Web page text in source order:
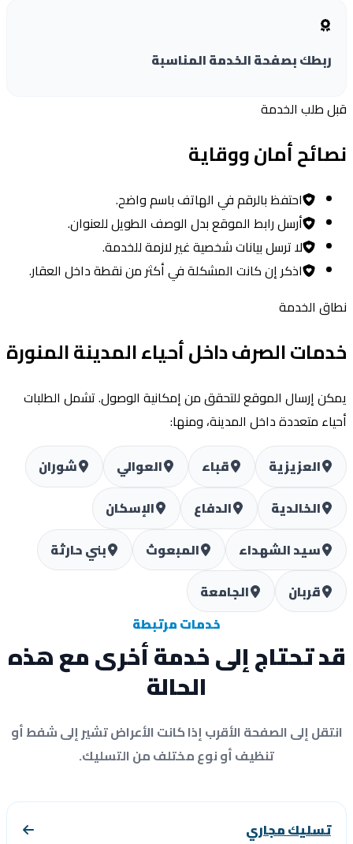
ربطك بصفحة الخدمة المناسبة
طلب الخدمة
أمان ووقاية
احتفظ بالرقم في الهاتف باسم واضح.
أرسل رابط الموقع بدل الوصف الطويل للعنوان.
لا ترسل بيانات شخصية غير لازمة للخدمة.
اذكر إن كانت المشكلة في أكثر من نقطة داخل العقار.
الخدمة
الصرف داخل أحياء المدينة المنورة
إرسال الموقع للتحقق من إمكانية الوصول. تشمل الطلبات
متعددة داخل المدينة، ومنها:
العزيزية
قباء العوالي
شوران
الخالدية
الدفاع
الإسكان
سيد الشهداء
المبعوث
بني حارثة
قربان
الجامعة
خدمات مرتبطة
تحتاج إلى خدمة أخرى مع هذه
الحالة
إلى الصفحة الأقرب إذا كانت الأعراض تشير إلى شفط أو
تنظيف أو نوع مختلف من التسليك.
تسليك مجاري